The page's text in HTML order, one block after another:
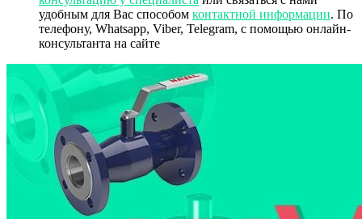
удобным для Вас способом контактной информации. По
телефону, Whatsapp, Viber, Telegram, с помощью онлайн-
консультанта на сайте